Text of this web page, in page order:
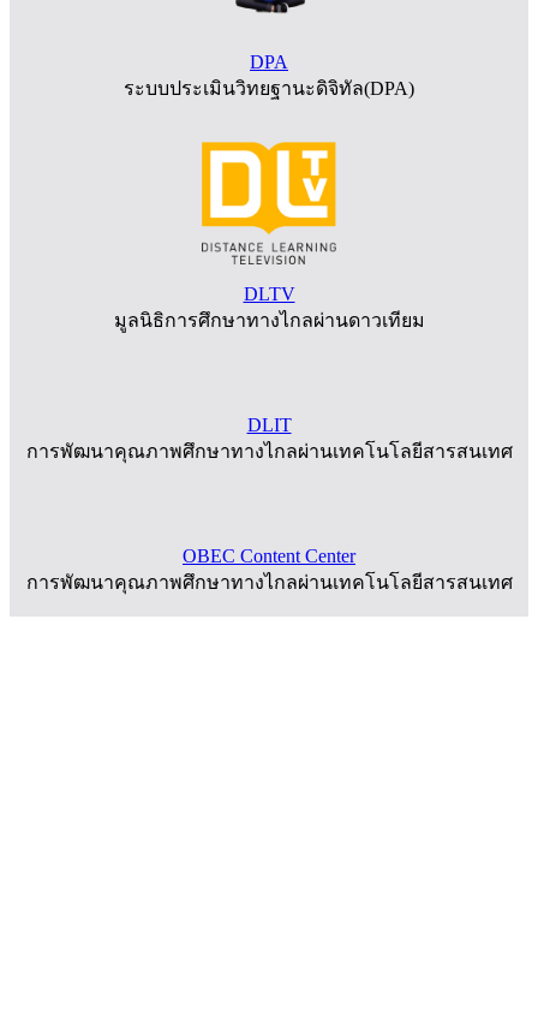
DPA
ระบบประเมินวิทยฐานะดิจิทัล(DPA)
DLTV
มูลนิธิการศึกษาทางไกลผ่านดาวเทียม
DLIT
การพัฒนาคุณภาพศึกษาทางไกลผ่านเทคโนโลยีสารสนเทศ
OBEC Content Center
การพัฒนาคุณภาพศึกษาทางไกลผ่านเทคโนโลยีสารสนเทศ